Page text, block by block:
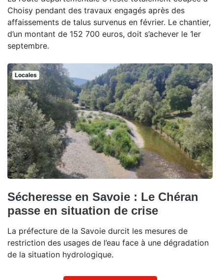
Choisy pendant des travaux engagés après des
affaissements de talus survenus en février. Le chantier,
d’un montant de 152 700 euros, doit s’achever le 1er
septembre.
Locales
Sécheresse en Savoie : Le Chéran
passe en situation de crise
La préfecture de la Savoie durcit les mesures de
restriction des usages de l’eau face à une dégradation
de la situation hydrologique.